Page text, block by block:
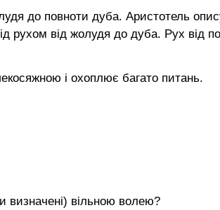
до повноти дуба. Аристотель
рухом від жолудя до дуба. Рух від
і охоплює багато питань.
вільною волею?